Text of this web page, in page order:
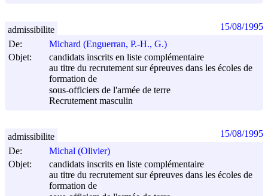
De:
Michard (Enguerran, P.-H., G.)
Objet:
candidats inscrits en liste complémentaire
au titre du recrutement sur épreuves dans les écoles de
formation de
sous-officiers de l'armée de terre
Recrutement masculin
admissibilite 15/08/1995
De:
Michal (Olivier)
Objet:
candidats inscrits en liste complémentaire
au titre du recrutement sur épreuves dans les écoles de
formation de
admissibilite 15/08/1995